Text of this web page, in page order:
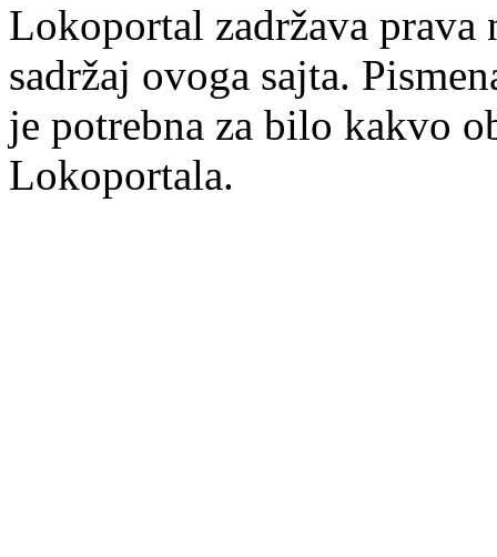
Lokoportal zadržava
sadržaj ovoga sajta.
je potrebna za bilo kakvo
Lokoportala.